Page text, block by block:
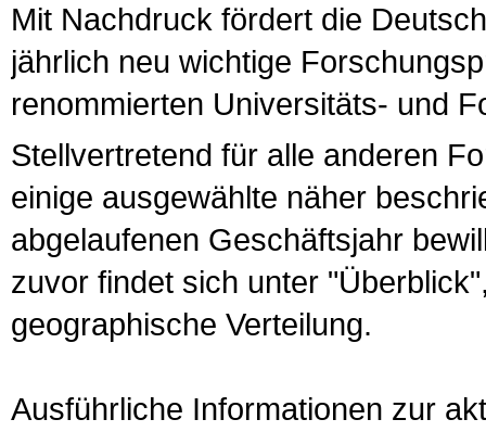
Mit Nachdruck fördert die
jährlich neu wichtige
renommierten Universitäts- und
Stellvertretend für alle anderen
einige ausgewählte näher
abgelaufenen Geschäftsjahr
zuvor findet sich unter
geographische Verteilung.
Ausführliche Informationen zur